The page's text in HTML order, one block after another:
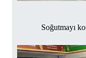
Soğutmayı